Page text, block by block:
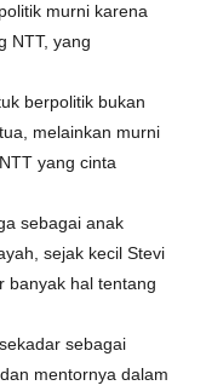
murni karena
NTT, yang
berpolitik bukan
melainkan murni
yang cinta
sebagai anak
sejak kecil Stevi
banyak hal tentang
sebagai
mentornya dalam